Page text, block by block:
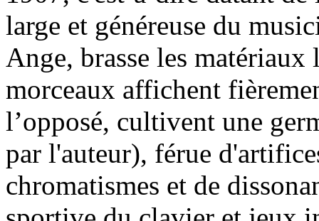
large et généreuse du
Ange, brasse les
morceaux affichent
l’opposé, cultivent une
par l'auteur), férue
chromatismes et de